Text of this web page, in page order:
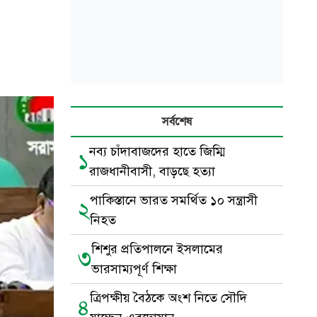
সর্বশেষ
১নব্য চাঁদাবাজদের হাতে জিম্মি
রাজধানীবাসী, বাড়ছে হত্যা
২পাকিস্তানে ভারত সমর্থিত ১০ সন্ত্রাসী
নিহত
৩শিশুর প্রতিপালনে ইসলামের
ভারসাম্যপূর্ণ শিক্ষা
৪ত্রিপক্ষীয় বৈঠকে অংশ নিতে সৌদি